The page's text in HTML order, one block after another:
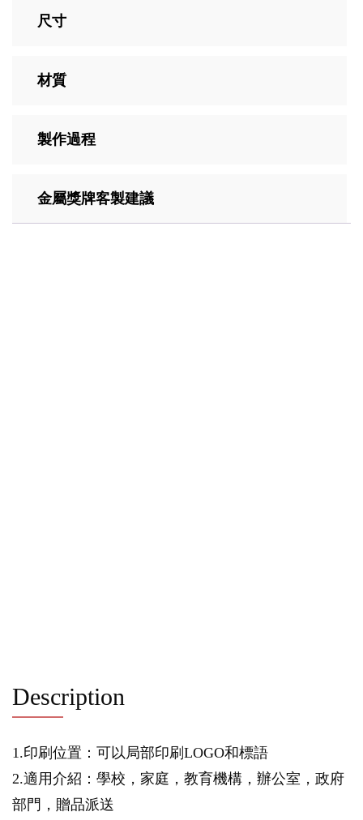
尺寸
材質
製作過程
金屬獎牌客製建議
Description
1.印刷位置：可以局部印刷LOGO和標語
2.適用介紹：學校，家庭，教育機構，辦公室，政府
部門，贈品派送